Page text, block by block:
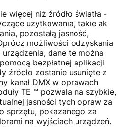
więcej niż źródło światła -
użytkowania, takie ak
pozostałą jasność,
możliwości odzyskania
dane te można
bezpłatnej aplikacji
źródło zostanie usunięte z
kanał DMX w oprawach
TE ™ pozwala na szybkie,
jasności tych opraw za
sprzętu, pokazanego za
na wyjściach urządzeń.